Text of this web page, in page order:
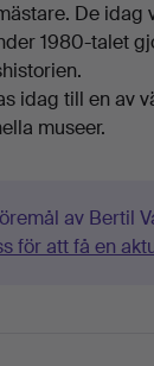
De idag
1980-talet
idag till en av
museer.
av Bertil
för att få en